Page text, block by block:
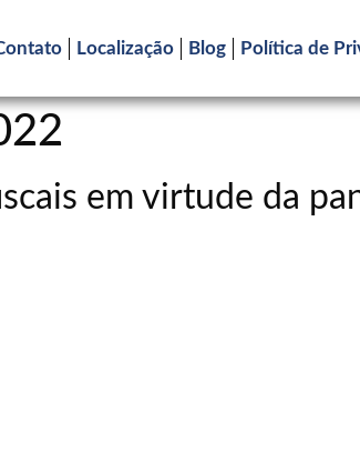
Localização Blog Política de
em virtude da